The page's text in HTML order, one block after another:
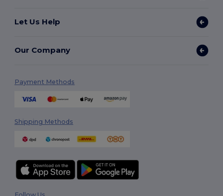
Let Us Help
Our Company
Payment Methods
Shipping Methods